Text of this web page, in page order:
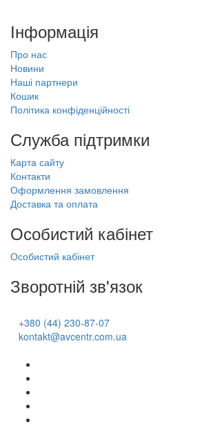
Інформація
Про нас
Новини
Наші партнери
Кошик
Політика конфіденційності
Служба підтримки
Карта сайту
Контакти
Оформлення замовлення
Доставка та оплата
Особистий кабінет
Особистий кабінет
Зворотній зв'язок
+380 (44) 230-87-07
kontakt@avcentr.com.ua